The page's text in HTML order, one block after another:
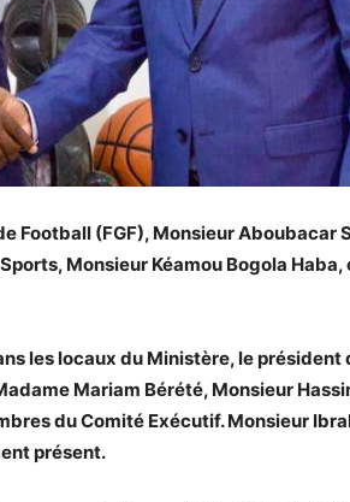
Football (FGF), Monsieur Aboubacar
Monsieur Kéamou Bogola
les locaux du Ministère, le président
Mariam Bérété, Monsieur
du Comité Exécutif. Monsieur
présent.